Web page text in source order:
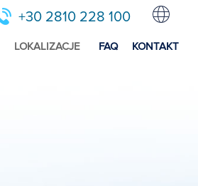
+30 2810 228 100
LOKALIZACJE FAQ KONTAKT